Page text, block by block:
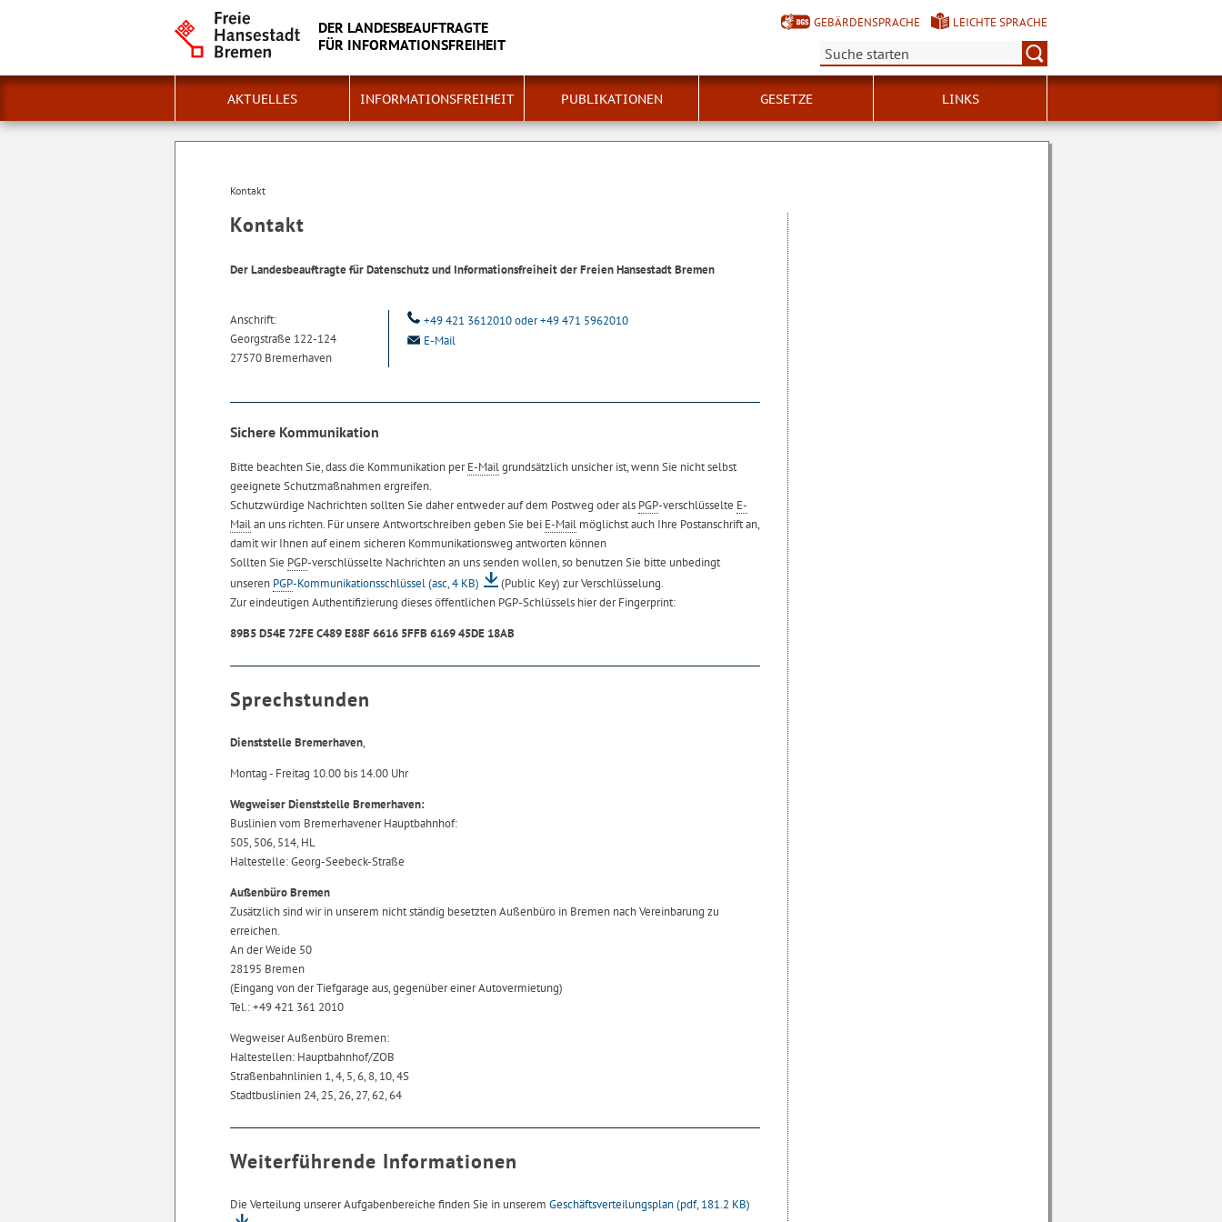
DER LANDESBEAUFTRAGTE
FÜR INFORMATIONSFREIHEIT
GEBÄRDENSPRACHE
LEICHTE SPRACHE
Suche:
AKTUELLES INFORMATIONSFREIHEIT PUBLIKATIONEN GESETZE LINKS
Kontakt
Kontakt
Der Landesbeauftragte für Datenschutz und Informationsfreiheit der Freien Hansestadt Bremen
Anschrift:
Georgstraße 122-124
27570 Bremerhaven
+49 421 3612010 oder +49 471 5962010
E-Mail
Sichere Kommunikation
Bitte beachten Sie, dass die Kommunikation perE-Mailgrundsätzlich unsicher ist, wenn Sie nicht selbst
geeignete Schutzmaßnahmen ergreifen.
Schutzwürdige Nachrichten sollten Sie daher entweder auf dem Postweg oder als PGP-verschlüsselte E-
Mailan uns richten. Für unsere Antwortschreiben geben Sie bei E-Mail möglichst auch Ihre Postanschrift an,
damit wir Ihnen auf einem sicheren Kommunikationsweg antworten können
Sollten Sie PGP-verschlüsselte Nachrichten an uns senden wollen, so benutzen Sie bitte unbedingt
unseren PGP-Kommunikationsschlüssel(asc, 4 KB)
(Public Key) zur Verschlüsselung.
Zur eindeutigen Authentifizierung dieses öffentlichen PGP-Schlüssels hier der Fingerprint:
89B5 D54E 72FE C489 E88F 6616 5FFB 6169 45DE 18AB
Sprechstunden
Dienststelle Bremerhaven,
Montag - Freitag 10.00 bis 14.00 Uhr
Wegweiser Dienststelle Bremerhaven:
Buslinien vom Bremerhavener Hauptbahnhof:
505, 506, 514, HL
Haltestelle: Georg-Seebeck-Straße
Außenbüro Bremen
Zusätzlich sind wir in unserem nicht ständig besetzten Außenbüro in Bremen nach Vereinbarung zu
erreichen.
An der Weide 50
28195 Bremen
(Eingang von der Tiefgarage aus, gegenüber einer Autovermietung)
Tel.: +49 421 361 2010
Wegweiser Außenbüro Bremen:
Haltestellen: Hauptbahnhof/ZOB
Straßenbahnlinien 1, 4, 5, 6, 8, 10, 4S
Stadtbuslinien 24, 25, 26, 27, 62, 64
Weiterführende Informationen
Die Verteilung unserer Aufgabenbereiche finden Sie in unserem Geschäftsverteilungsplan(pdf, 181.2 KB)